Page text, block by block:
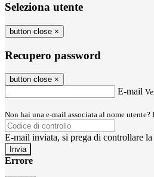
Seleziona utente
button close ×
Recupero password
button close ×
E-mail
Non hai una e-mail associata al nome
E-mail inviata, si prega di controllare
Errore